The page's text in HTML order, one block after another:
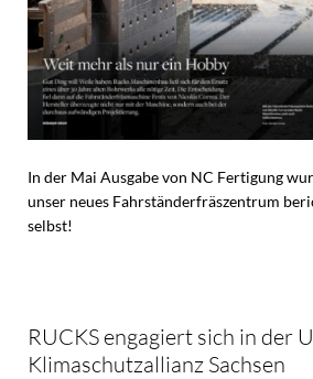
In der Mai Ausgabe von NC Fertigung
unser neues Fahrständerfräszentrum
selbst!
RUCKS engagiert sich in der
Klimaschutzallianz Sachsen